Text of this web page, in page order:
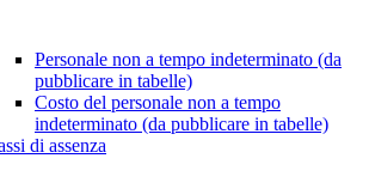
Personale non a tempo indeterminato (da
pubblicare in tabelle)
Costo del personale non a tempo
indeterminato (da pubblicare in tabelle)
di assenza